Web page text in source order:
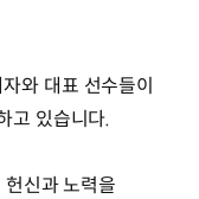
와 대표 선수들이
고 있습니다.
신과 노력을